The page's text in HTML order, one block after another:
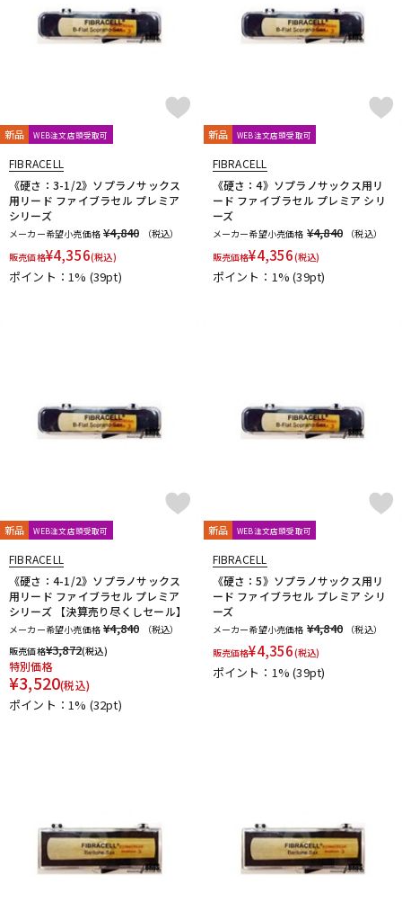
新品 WEB注文店頭受取可
FIBRACELL
《硬さ：3-1/2》ソプラノサックス
用リード ファイブラセル プレミア
シリーズ
メーカー希望小売価格 ¥4,840
（税込）
販売価格¥4,356(税込)
ポイント：1% (39pt)
新品 WEB注文店頭受取可
FIBRACELL
《硬さ：4》ソプラノサックス用リ
ード ファイブラセル プレミア シリ
ーズ
メーカー希望小売価格 ¥4,840
（税込）
販売価格¥4,356(税込)
ポイント：1%(39pt)
新品 WEB注文店頭受取可
FIBRACELL
《硬さ：4-1/2》ソプラノサックス
用リード ファイブラセル プレミア
シリーズ 【決算売り尽くしセール】
メーカー希望小売価格 ¥4,840
（税込）
販売価格¥3,872(税込)
特別価格
¥3,520(税込)
ポイント：1% (32pt)
新品 WEB注文店頭受取可
FIBRACELL
《硬さ：5》ソプラノサックス用リ
ード ファイブラセル プレミア シリ
ーズ
メーカー希望小売価格 ¥4,840
（税込）
販売価格¥4,356(税込)
ポイント：1%(39pt)